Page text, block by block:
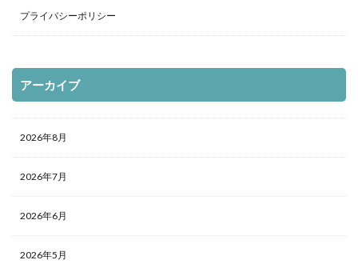
プライバシーポリシー
アーカイブ
2026年8月
2026年7月
2026年6月
2026年5月